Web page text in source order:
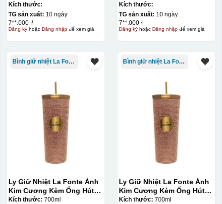
Kích thước:
TG sản xuất: 10 ngày
7**.000 ₫
Đăng kýhoặc Đăng nhậpđể xem giá
Kích thước:
TG sản xuất: 10 ngày
7**.000 ₫
Đăng kýhoặc Đăng nhậpđể xem giá
Bình giữ nhiệt La Fonte
Ly Giữ Nhiệt La Fonte Ánh
Kim Cương Kèm Ống Hút-
700 ml-014687-GOL
Kích thước: 700ml
Bình giữ nhiệt La Fonte
Ly Giữ Nhiệt La Fonte Ánh
Kim Cương Kèm Ống Hút-
700 ml-014687-GOL
Kích thước: 700ml